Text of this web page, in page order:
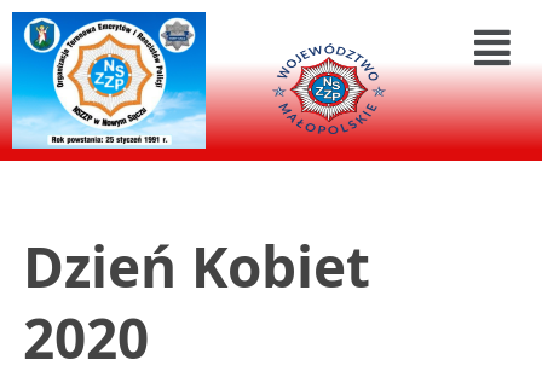
Dzień Kobiet
2020